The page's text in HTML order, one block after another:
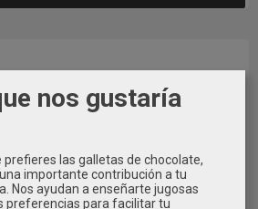
nos gustaría
las galletas de chocolate,
importante contribución a tu
Nos ayudan a enseñarte jugosas
preferencias para facilitar tu